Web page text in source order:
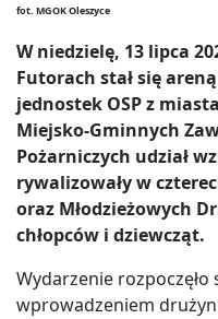
fot. MGOK Oleszyce
W niedzielę, 13 lipca
Futorach stał się
jednostek OSP z
Miejsko-Gminnych
Pożarniczych udział
rywalizowały w
oraz Młodzieżowych
chłopców i dziewcząt.
Wydarzenie rozpoczęło
wprowadzeniem